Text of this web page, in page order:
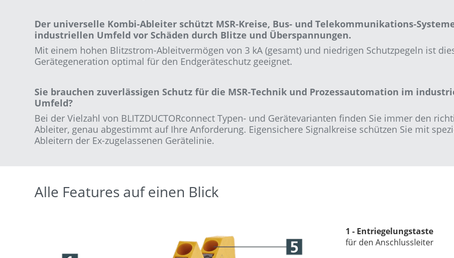
Der universelle Kombi-Ableiter schützt MSR-Kreise, Bus- und Telekommunikations-
industriellen Umfeld vor Schäden durch Blitze und Überspannungen.
Mit einem hohen Blitzstrom-Ableitvermögen von 3 kA (gesamt) und niedrigen Schutzpegeln ist
Gerätegeneration optimal für den Endgeräteschutz geeignet.
Sie brauchen zuverlässigen Schutz für die MSR-Technik und Prozessautomation im
Umfeld?
Bei der Vielzahl von BLITZDUCTORconnect Typen- und Gerätevarianten finden Sie immer den
Ableiter, genau abgestimmt auf Ihre Anforderung. Eigensichere Signalkreise schützen Sie mit
Ableitern der Ex-zugelassenen Gerätelinie.
Alle Features auf einen Blick
1 - Entriegelungstaste
für den Anschlussleiter